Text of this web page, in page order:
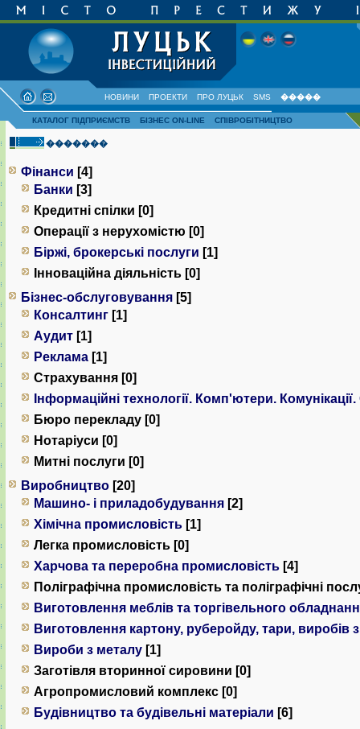
НОВИНИ ПРОЕКТИ ПРО ЛУЦЬК SMS �����
КАТАЛОГ ПІДПРИЄМСТВ БІЗНЕС ON-LINE СПІВРОБІТНИЦТВО
�������
Фінанси [4]
Банки [3]
Кредитні спілки [0]
Операції з нерухомістю [0]
Біржі, брокерські послуги [1]
Інноваційна діяльність [0]
Бізнес-обслуговування [5]
Консалтинг [1]
Аудит [1]
Реклама [1]
Страхування [0]
Інформаційні технології. Комп'ютери.
Бюро перекладу [0]
Нотаріуси [0]
Митні послуги [0]
Виробництво [20]
Машино- і приладобудування [2]
Хімічна промисловість [1]
Легка промисловість [0]
Харчова та переробна промисловість [4]
Поліграфічна промисловість та поліграфічні
Виготовлення меблів та торгівельного
Виготовлення картону, руберойду, тари, виробів
Вироби з металу [1]
Заготівля вторинної сировини [0]
Агропромисловий комплекс [0]
Будівництво та будівельні матеріали [6]